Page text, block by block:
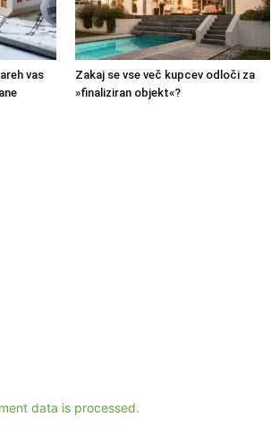
vas
Zakaj se vse več kupcev odloči za
»finaliziran objekt«?
data is processed.